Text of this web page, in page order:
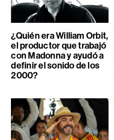
¿Quién era William Orbit,
el productor que trabajó
con Madonna y ayudó a
definir el sonido de los
2000?